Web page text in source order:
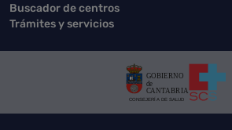
Buscador de centros
Trámites y servicios